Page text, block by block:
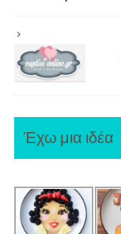
Έχω μια ιδέα